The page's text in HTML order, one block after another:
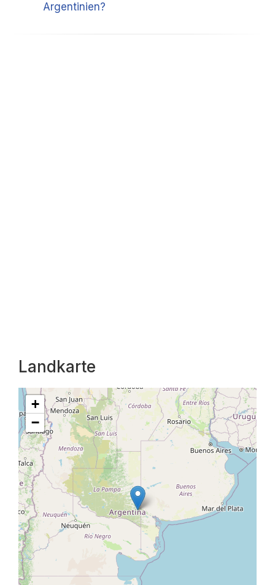
Argentinien?
Landkarte
+
−